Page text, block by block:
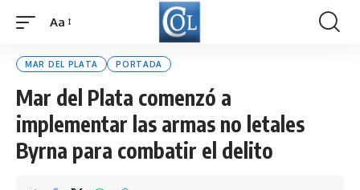
Font
Aa
MAR DEL PLATA PORTADA
Mar del Plata comenzó a
implementar las armas no letales
Byrna para combatir el delito